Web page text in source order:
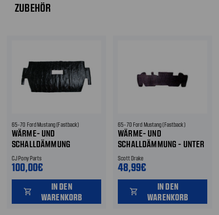
ZUBEHÖR
65-70 Ford Mustang (Fastback)
WÄRME- UND
SCHALLDÄMMUNG
HINTERACHSDIFFERENTIAL
CJ Pony Parts
100,00€
shopping_cart
IN DEN
WARENKORB
65-70 Ford Mustang (Fastback)
WÄRME- UND
SCHALLDÄMMUNG - UNTER
RÜCKSITZBANK
Scott Drake
48,99€
shopping_cart
IN DEN
WARENKORB